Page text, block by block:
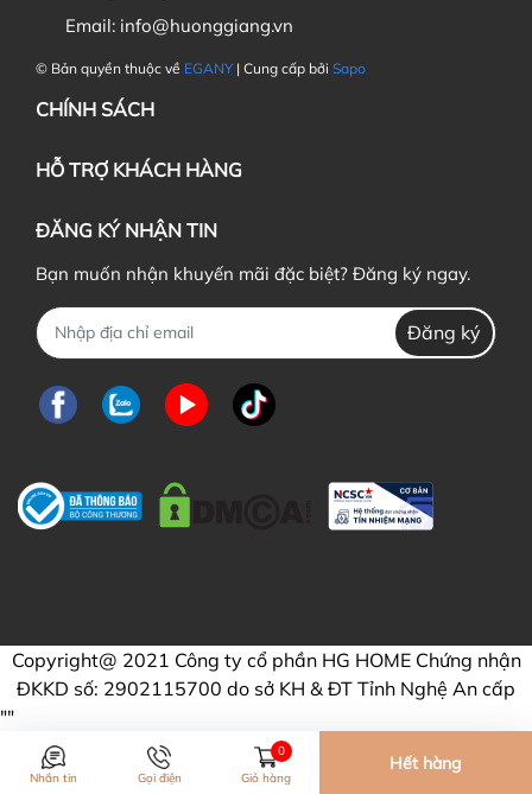
Email: info@huonggiang.vn
© Bản quyền thuộc về EGANY | Cung cấp bởi Sapo
CHÍNH SÁCH
HỖ TRỢ KHÁCH HÀNG
ĐĂNG KÝ NHẬN TIN
Bạn muốn nhận khuyến mãi đặc biệt? Đăng ký ngay.
Đăng ký
Copyright@ 2021 Công ty cổ phần HG HOME Chứng nhận
ĐKKD số: 2902115700 do sở KH & ĐT Tỉnh Nghệ An cấp
""
Nhắn tin Gọi điện
0
Giỏ hàng
Hết hàng